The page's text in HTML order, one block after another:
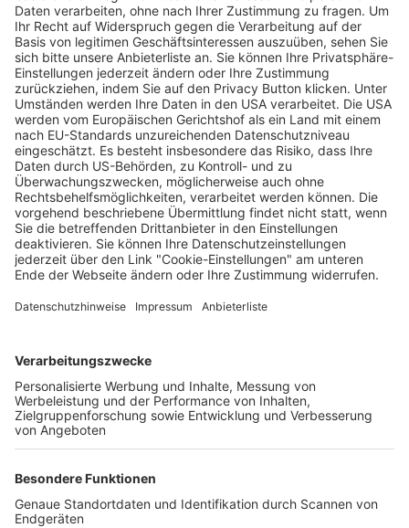
Freiburg hat das Rezept für einen gesunden
Wald
Sven Meyer 22.10.2024
Freiburger Wochenbericht
Der Wochenbericht
wurde zum 31. Juli 2026
eingestellt.